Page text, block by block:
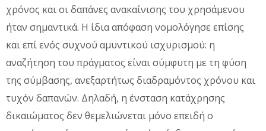
χρόνος και οι δαπάνες ανακαίνισης του χρησάμενου
ήταν σημαντικά. Η ίδια απόφαση νομολόγησε επίσης
και επί ενός συχνού αμυντικού ισχυρισμού: η
αναζήτηση του πράγματος είναι σύμφυτη με τη φύση
της σύμβασης, ανεξαρτήτως διαδραμόντος χρόνου και
τυχόν δαπανών. Δηλαδή, η ένσταση κατάχρησης
δικαιώματος δεν θεμελιώνεται μόνο επειδή ο